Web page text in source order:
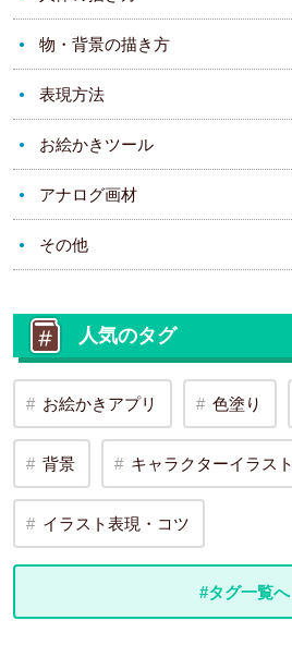
物・背景の描き方
表現方法
お絵かきツール
アナログ画材
その他
人気のタグ
お絵かきアプリ 色塗り
背景 キャラクターイラスト
イラスト表現・コツ
#タグ一覧へ